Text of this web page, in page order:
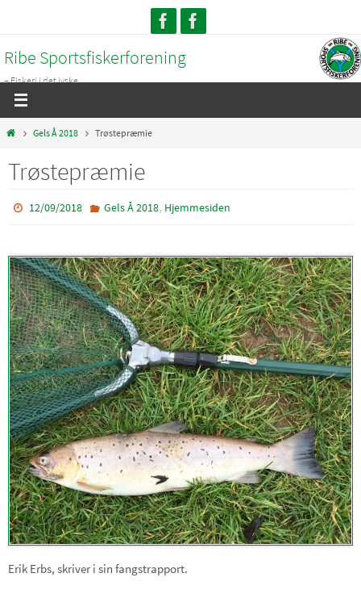
content
Ribe Sportsfiskerforening
– Fiskeri i det jyske...
HomeGels Å 2018 Trøstepræmie
Trøstepræmie
12/09/2018 Gels Å 2018, Hjemmesiden
Erik Erbs, skriver i sin fangstrapport.